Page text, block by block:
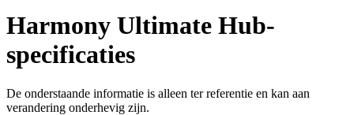
Harmony Ultimate Hub-
specificaties
De onderstaande informatie is alleen ter referentie en kan aan
verandering onderhevig zijn.